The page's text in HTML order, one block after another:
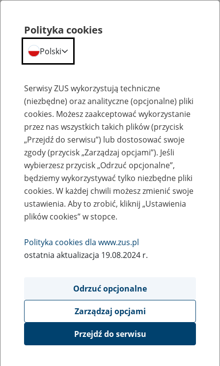
Szkolenia
Zaproś ZUS do siebie - zakładanie profili
eZUS w siedzibie Twojej firmy
Rodzaj wydarzenia
Szkolenia
Obszar merytoryczny
obsługa klientów
Opis wydarzenia
Platforma Usług Elektronicznych ZUS eZUS
Polityka cookies
Polski
Serwisy ZUS wykorzystują techniczne
(niezbędne) oraz analityczne (opcjonalne) pliki
cookies. Możesz zaakceptować wykorzystanie
przez nas wszystkich takich plików (przycisk
„Przejdź do serwisu”) lub dostosować swoje
zgody (przycisk „Zarządzaj opcjami”). Jeśli
wybierzesz przycisk „Odrzuć opcjonalne”,
będziemy wykorzystywać tylko niezbędne pliki
cookies. W każdej chwili możesz zmienić swoje
ustawienia. Aby to zrobić, kliknij „Ustawienia
plików cookies” w stopce.
Polityka cookies dla www.zus.pl
ostatnia aktualizacja 19.08.2024 r.
Odrzuć opcjonalne
Zarządzaj opcjami
Przejdź do serwisu